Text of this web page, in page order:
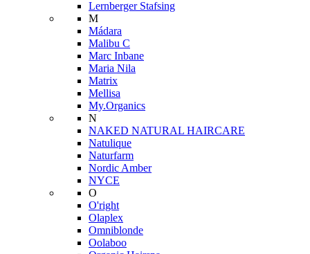
Lernberger Stafsing
M
Mádara
Malibu C
Marc Inbane
Maria Nila
Matrix
Mellisa
My.Organics
N
NAKED NATURAL HAIRCARE
Natulique
Naturfarm
Nordic Amber
NYCE
O
O'right
Olaplex
Omniblonde
Oolaboo